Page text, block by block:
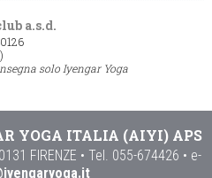
a.s.d.
solo Iyengar Yoga
YOGA ITALIA (AIYI) APS
FIRENZE • Tel. 055-674426 • e-